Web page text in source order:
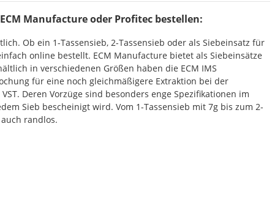
Manufacture oder Profitec bestellen:
Ob ein 1-Tassensieb, 2-Tassensieb oder als Siebeinsatz für
online bestellt. ECM Manufacture bietet als Siebeinsätze
in verschiedenen Größen haben die ECM IMS
für eine noch gleichmäßigere Extraktion bei der
Deren Vorzüge sind besonders enge Spezifikationen im
Sieb bescheinigt wird. Vom 1-Tassensieb mit 7g bis zum 2-
randlos.